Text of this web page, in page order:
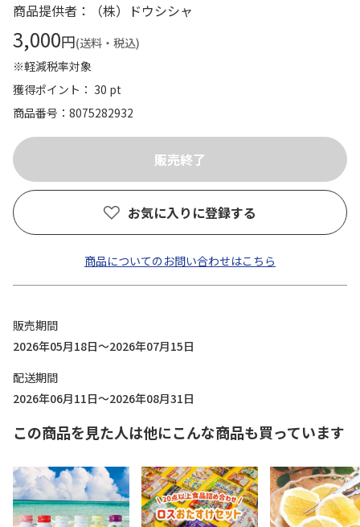
商品提供者：（株）ドウシシャ
3,000円(送料・税込)
※軽減税率対象
獲得ポイント： 30 pt
商品番号
8075282932
お気に入りに登録する
商品についてのお問い合わせはこちら
販売期間
2026年05月18日～2026年07月15日
配送期間
2026年06月11日～2026年08月31日
この商品を見た人は他にこんな商品も買っています